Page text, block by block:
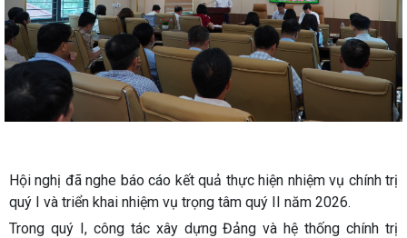
Hội nghị đã nghe báo cáo kết quả thực hiện nhiệm vụ chính trị
quý I và triển khai nhiệm vụ trọng tâm quý II năm 2026.
Trong quý I, công tác xây dựng Đảng và hệ thống chính trị